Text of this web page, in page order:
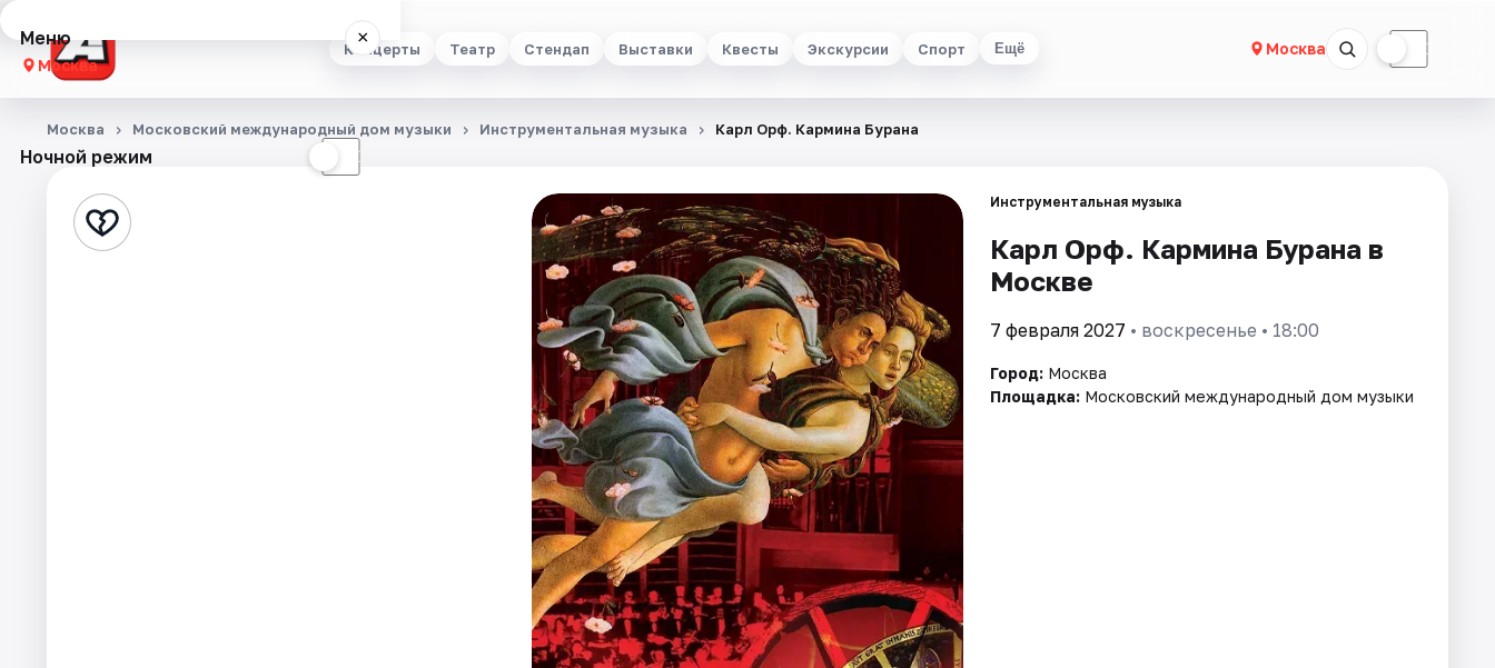
Концерты Театр Стендап Выставки Квесты Экскурсии Спорт Ещё Москва ☾
Меню ×
Москва
Концерты
Стендап
Ночной режим ☾
Москва Московский международный дом музыки Инструментальная музыка Карл Орф. Кармина Бурана
Инструментальная музыка
Карл Орф. Кармина Бурана в
Москве
7 февраля 2027 • воскресенье • 18:00
Город: Москва
Площадка: Московский международный дом музыки